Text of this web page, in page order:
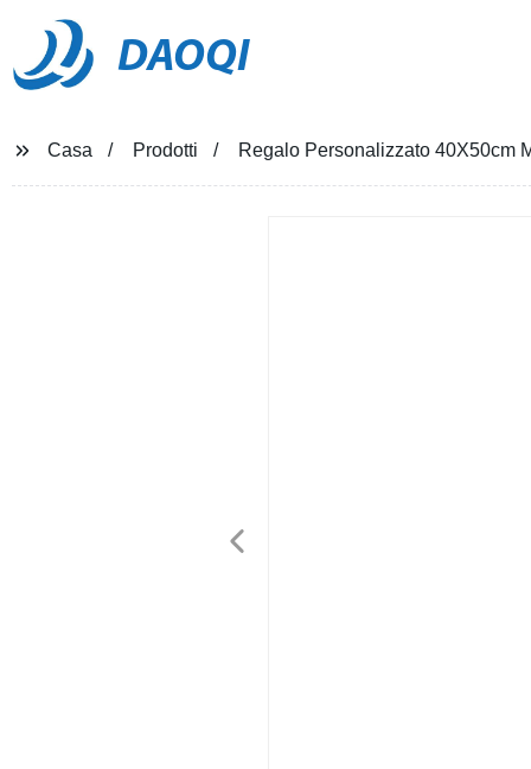
DAOQI
Casa Prodotti Regalo Personalizzato 40X50cm